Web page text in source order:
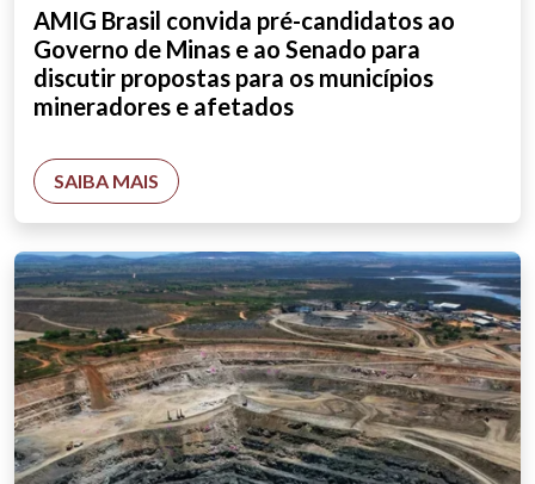
AMIG Brasil convida pré-candidatos ao
Governo de Minas e ao Senado para
discutir propostas para os municípios
mineradores e afetados
SAIBA MAIS